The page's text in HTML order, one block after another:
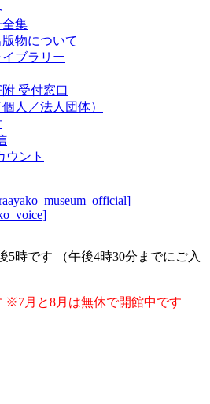
全集
物について
ブラリー
受付窓口
人／法人団体）
ウント
5時です （午後4時30分までにご入
※7月と8月は無休で開館中です